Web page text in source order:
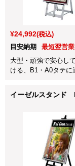
¥24,992(税込)
目安納期
最短翌営
大型・頑強で安心し
ける、B1・A0タテに
イーゼルスタンド